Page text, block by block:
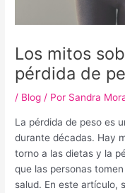
Los mitos
pérdida de
/ Blog / Por Sandra
La pérdida de peso es
durante décadas. Hay
torno a las dietas y la
que las personas
salud. En este artículo,